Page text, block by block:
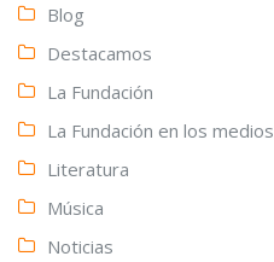
Blog
Destacamos
La Fundación
La Fundación en los medios
Literatura
Música
Noticias